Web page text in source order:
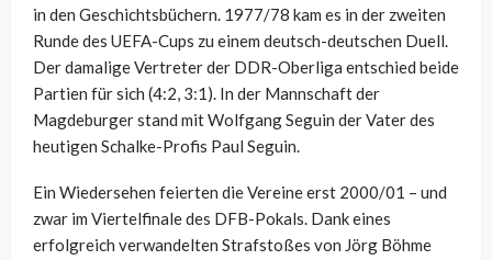
in den Geschichtsbüchern. 1977/78 kam es in der zweiten
Runde des UEFA-Cups zu einem deutsch-deutschen Duell.
Der damalige Vertreter der DDR-Oberliga entschied beide
Partien für sich (4:2, 3:1). In der Mannschaft der
Magdeburger stand mit Wolfgang Seguin der Vater des
heutigen Schalke-Profis Paul Seguin.
Ein Wiedersehen feierten die Vereine erst 2000/01 – und
zwar im Viertelfinale des DFB-Pokals. Dank eines
erfolgreich verwandelten Strafstoßes von Jörg Böhme